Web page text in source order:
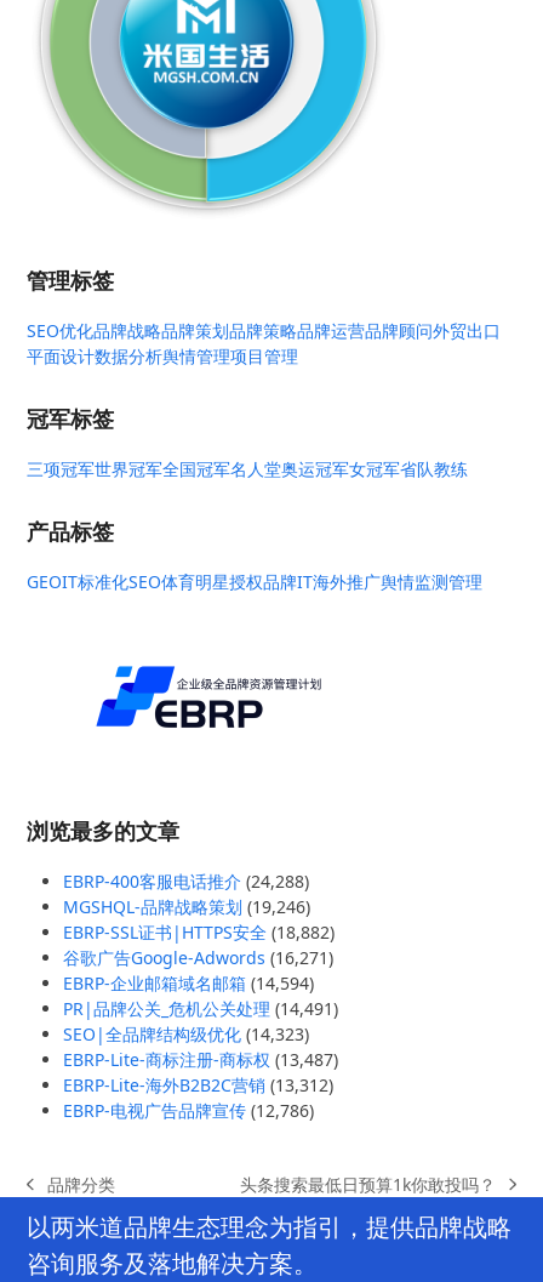
管理标签
SEO优化品牌战略品牌策划品牌策略品牌运营品牌顾问外贸出口
平面设计数据分析舆情管理项目管理
冠军标签
三项冠军世界冠军全国冠军名人堂奥运冠军女冠军省队教练
产品标签
GEOIT标准化SEO体育明星授权品牌IT海外推广舆情监测管理
浏览最多的文章
EBRP-400客服电话推介 (24,288)
MGSHQL-品牌战略策划 (19,246)
EBRP-SSL证书|HTTPS安全 (18,882)
谷歌广告Google-Adwords (16,271)
EBRP-企业邮箱域名邮箱 (14,594)
PR|品牌公关_危机公关处理 (14,491)
SEO|全品牌结构级优化 (14,323)
EBRP-Lite-商标注册-商标权 (13,487)
EBRP-Lite-海外B2B2C营销 (13,312)
EBRP-电视广告品牌宣传 (12,786)
previous
post:
品牌分类
next
post:
头条搜索最低日预算1k你敢投吗？
以两米道品牌生态理念为指引，提供品牌战略
咨询服务及落地解决方案。